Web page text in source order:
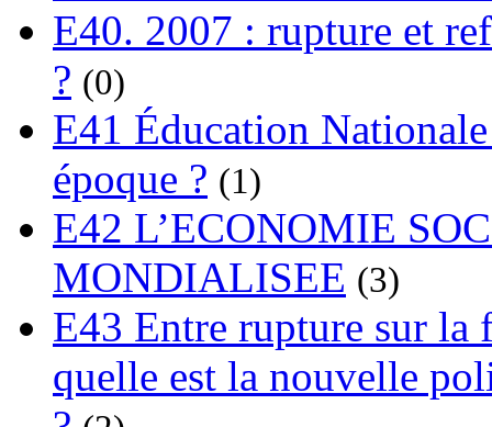
E40. 2007 : rupture et
? (0)
E41 Éducation
époque ? (1)
E42 L’ECONOMIE
MONDIALISEE (3)
E43 Entre rupture sur
quelle est la nouvelle